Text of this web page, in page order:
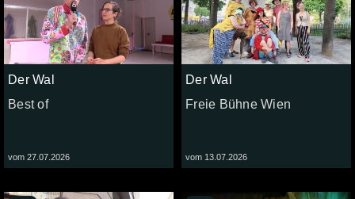
Der Wal
Best of
vom 27.07.2026
Der Wal
Freie Bühne Wien
vom 13.07.2026